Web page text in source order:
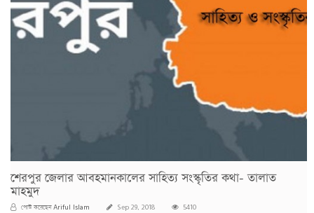
শেরপুর জেলার আবহমানকালের সাহিত্য সংস্কৃতির কথা- তালাত
মাহমুদ
পোস্ট করেছেনAriful Islam Sep 29, 2018 5410